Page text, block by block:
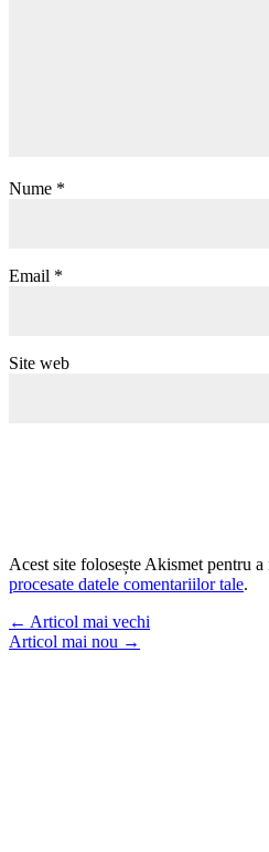
Nume *
Email *
Site web
Acest site folosește Akismet pentru a
procesate datele comentariilor tale.
← Articol mai vechi
Articol mai nou →